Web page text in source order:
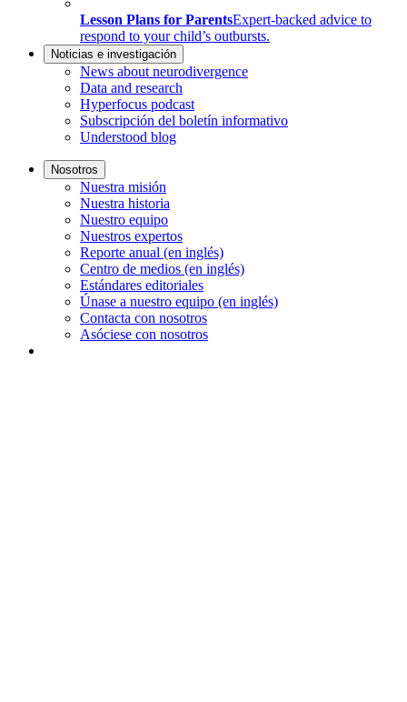
Lesson Plans for ParentsExpert-backed advice to
respond to your child’s outbursts.
Noticias e investigación
News about neurodivergence
Data and research
Hyperfocus podcast
Subscripción del boletín informativo
Understood blog
Nosotros
Nuestra misión
Nuestra historia
Nuestro equipo
Nuestros expertos
Reporte anual (en inglés)
Centro de medios (en inglés)
Estándares editoriales
Únase a nuestro equipo (en inglés)
Contacta con nosotros
Asóciese con nosotros